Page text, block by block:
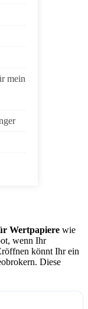
mein
Wertpapiere wie
wenn Ihr
könnt Ihr ein
Diese